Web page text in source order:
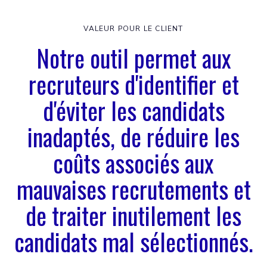
VALEUR POUR LE CLIENT
Notre outil permet aux
recruteurs d'identifier et
d'éviter les candidats
inadaptés, de réduire les
coûts associés aux
mauvaises recrutements et
de traiter inutilement les
candidats mal sélectionnés.